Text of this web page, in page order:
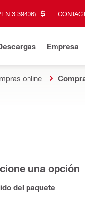
3.39406)‎
Empresa
online
una opción
del paquete